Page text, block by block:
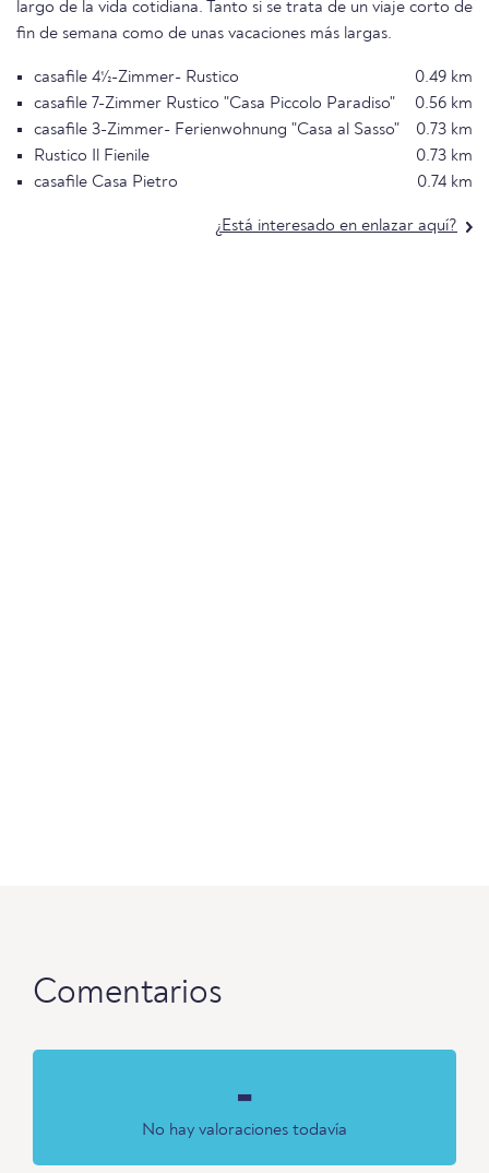
largo de la vida cotidiana. Tanto si se trata de un viaje corto de
fin de semana como de unas vacaciones más largas.
casafile 4½-Zimmer- Rustico
0.49 km
casafile 7-Zimmer Rustico "Casa Piccolo Paradiso"
0.56 km
casafile 3-Zimmer- Ferienwohnung "Casa al Sasso"
0.73 km
Rustico Il Fienile
0.73 km
casafile Casa Pietro
0.74 km
¿Está interesado en enlazar aquí?
Comentarios
-
No hay valoraciones todavía